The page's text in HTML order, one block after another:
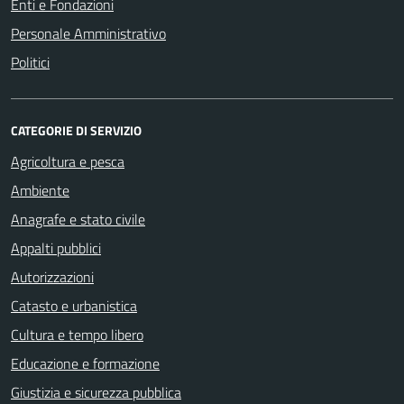
Enti e Fondazioni
Personale Amministrativo
Politici
CATEGORIE DI SERVIZIO
Agricoltura e pesca
Ambiente
Anagrafe e stato civile
Appalti pubblici
Autorizzazioni
Catasto e urbanistica
Cultura e tempo libero
Educazione e formazione
Giustizia e sicurezza pubblica